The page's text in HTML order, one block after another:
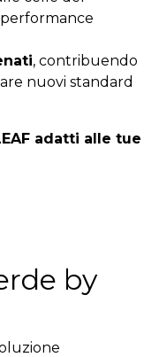
, contribuendo
nuovi standard
adatti alle tue
by